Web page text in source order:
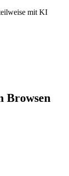
mit KI
Browsen